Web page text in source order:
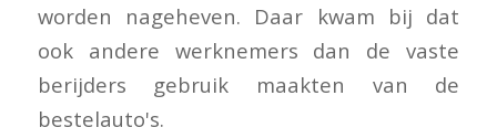
worden nageheven. Daar kwam bij dat
ook andere werknemers dan de vaste
berijders gebruik maakten van de
bestelauto's.